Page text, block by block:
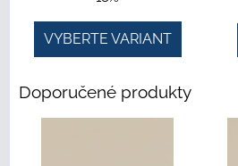
VYBERTE VARIANT
Doporučené produkty